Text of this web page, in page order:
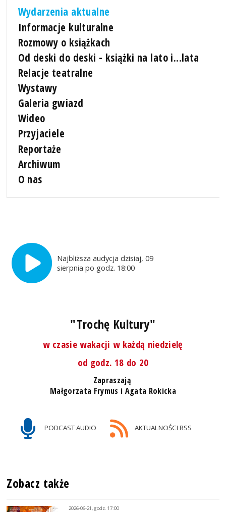
Wydarzenia aktualne
Informacje kulturalne
Rozmowy o książkach
Od deski do deski - książki na lato i...lata
Relacje teatralne
Wystawy
Galeria gwiazd
Wideo
Przyjaciele
Reportaże
Archiwum
O nas
Najbliższa audycja dzisiaj, 09
sierpnia po godz. 18:00
"Trochę Kultury"
w czasie wakacji w każdą niedzielę
od godz. 18 do 20
Zapraszają
Małgorzata Frymus i Agata Rokicka
PODCAST AUDIO AKTUALNOŚCI RSS
Zobacz także
2026-06-21, godz. 17:00